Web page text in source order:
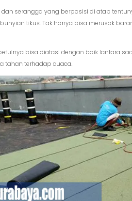
serangga yang berposisi di atap
tikus. Tak hanya bisa merusak
bisa diatasi dengan baik lantara
tahan terhadap cuaca.